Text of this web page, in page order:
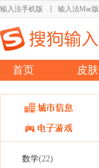
输入法手机版 输入法Mac版
首页 皮肤
数学(22)